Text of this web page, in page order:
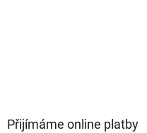
Přijímáme online platby